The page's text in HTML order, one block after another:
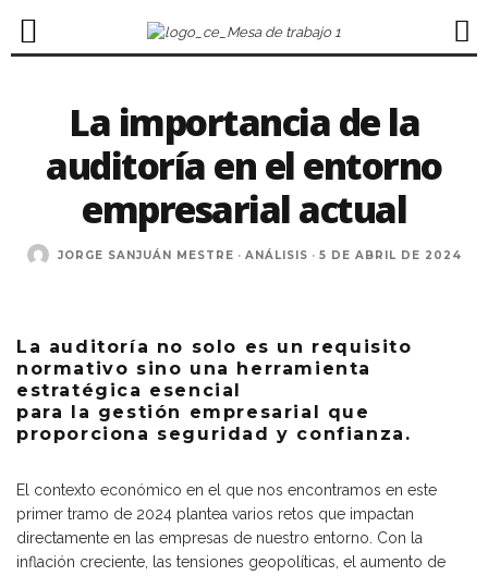
La importancia de la
auditoría en el entorno
empresarial actual
JORGE SANJUÁN MESTRE · ANÁLISIS · 5 DE ABRIL DE 2024
La auditoría no solo es un requisito
normativo sino una herramienta
estratégica esencial
para la gestión empresarial que
proporciona seguridad y confianza.
El contexto económico en el que nos encontramos en este
primer tramo de 2024 plantea varios retos que impactan
directamente en las empresas de nuestro entorno. Con la
inflación creciente, las tensiones geopolíticas, el aumento de